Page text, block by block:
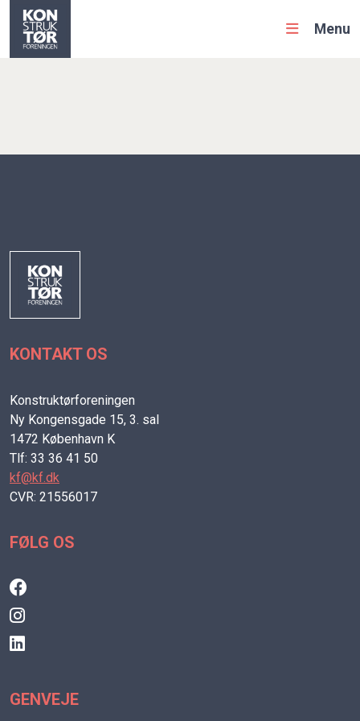
Menu
KONTAKT OS
Konstruktørforeningen
Ny Kongensgade 15, 3. sal
1472 København K
Tlf: 33 36 41 50
kf@kf.dk
CVR: 21556017
FØLG OS
GENVEJE